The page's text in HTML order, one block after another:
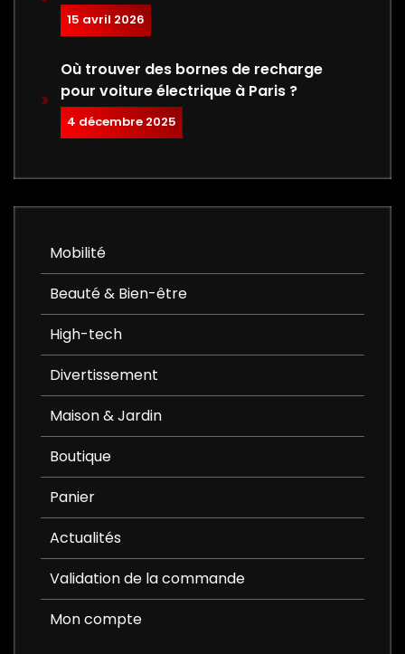
15 avril 2026
Où trouver des bornes de recharge
pour voiture électrique à Paris ?
4 décembre 2025
Mobilité
Beauté & Bien-être
High-tech
Divertissement
Maison & Jardin
Boutique
Panier
Actualités
Validation de la commande
Mon compte